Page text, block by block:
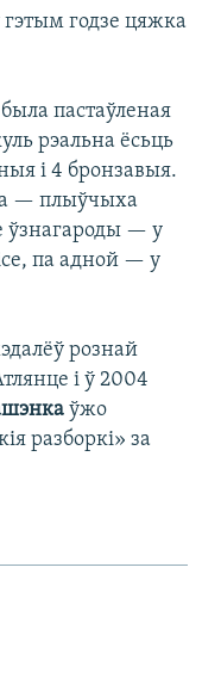
годзе цяжка
пастаўленая
рэальна ёсьць
і 4 бронзавыя.
— плыўчыха
ўзнагароды — у
па адной — у
рознай
і ў 2004
ўжо
разборкі» за